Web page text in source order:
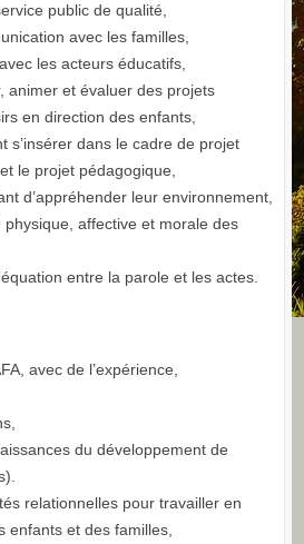
public de qualité,
avec les familles,
les acteurs éducatifs,
animer et évaluer des projets
en direction des enfants,
s’insérer dans le cadre de projet
le projet pédagogique,
d’appréhender leur environnement,
affective et morale des
entre la parole et les actes.
avec de l’expérience,
du développement de
relationnelles pour travailler en
enfants et des familles,